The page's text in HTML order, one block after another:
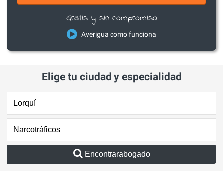
Gratis y sin compromiso
Averigua como funciona
Elige tu ciudad y especialidad
Encontrarabogado